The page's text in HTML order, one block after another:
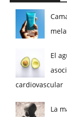
El
cardiovascular
La